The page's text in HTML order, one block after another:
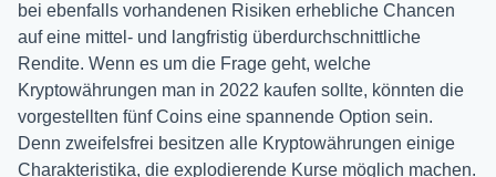
bei ebenfalls vorhandenen Risiken erhebliche Chancen
auf eine mittel- und langfristig überdurchschnittliche
Rendite. Wenn es um die Frage geht, welche
Kryptowährungen man in 2022 kaufen sollte, könnten die
vorgestellten fünf Coins eine spannende Option sein.
Denn zweifelsfrei besitzen alle Kryptowährungen einige
Charakteristika, die explodierende Kurse möglich machen.